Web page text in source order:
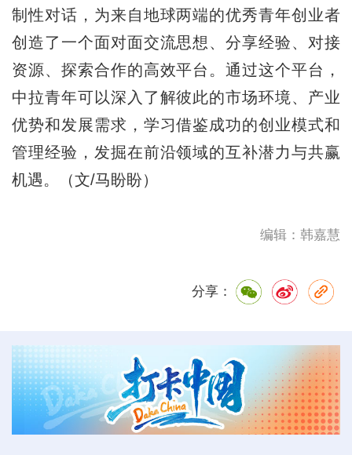
制性对话，为来自地球两端的优秀青年创业者
创造了一个面对面交流思想、分享经验、对接
资源、探索合作的高效平台。通过这个平台，
中拉青年可以深入了解彼此的市场环境、产业
优势和发展需求，学习借鉴成功的创业模式和
管理经验，发掘在前沿领域的互补潜力与共赢
机遇。（文/马盼盼）
编辑：韩嘉慧
分享：